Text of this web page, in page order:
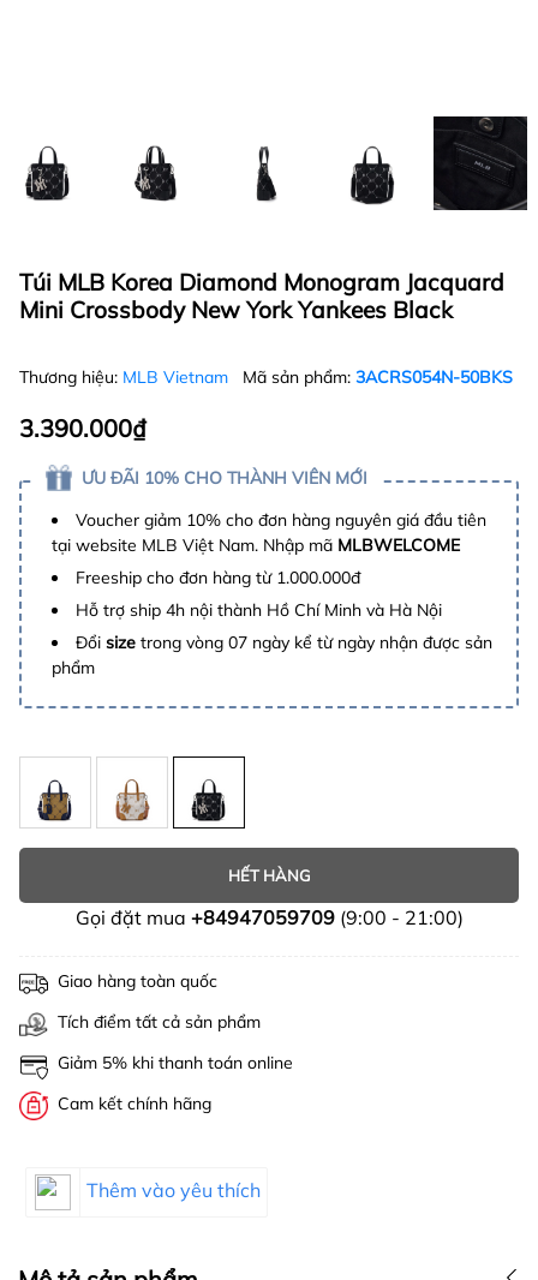
Túi MLB Korea Diamond Monogram Jacquard
Mini Crossbody New York Yankees Black
Thương hiệu: MLB Vietnam Mã sản phẩm: 3ACRS054N-50BKS
3.390.000₫
ƯU ĐÃI 10% CHO THÀNH VIÊN MỚI
Voucher giảm 10% cho đơn hàng nguyên giá đầu tiên
tại website MLB Việt Nam. Nhập mã MLBWELCOME
Freeship cho đơn hàng từ 1.000.000đ
Hỗ trợ ship 4h nội thành Hồ Chí Minh và Hà Nội
Đổi size trong vòng 07 ngày kể từ ngày nhận được sản
phẩm
HẾT HÀNG
Gọi đặt mua +84947059709(9:00 - 21:00)
Giao hàng toàn quốc
Tích điểm tất cả sản phẩm
Giảm 5% khi thanh toán online
Cam kết chính hãng
Thêm vào yêu thích